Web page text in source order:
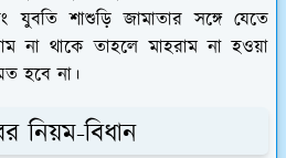
শাশুড়ি জামাতার সঙ্গে যেতে
না থাকে তাহলে মাহরাম না হওয়া
হবে না।
নিয়ম-বিধান